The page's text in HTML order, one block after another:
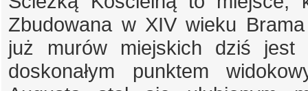
Zbudowana w XIV wieku
już murów miejskich dziś jest
doskonałym punktem